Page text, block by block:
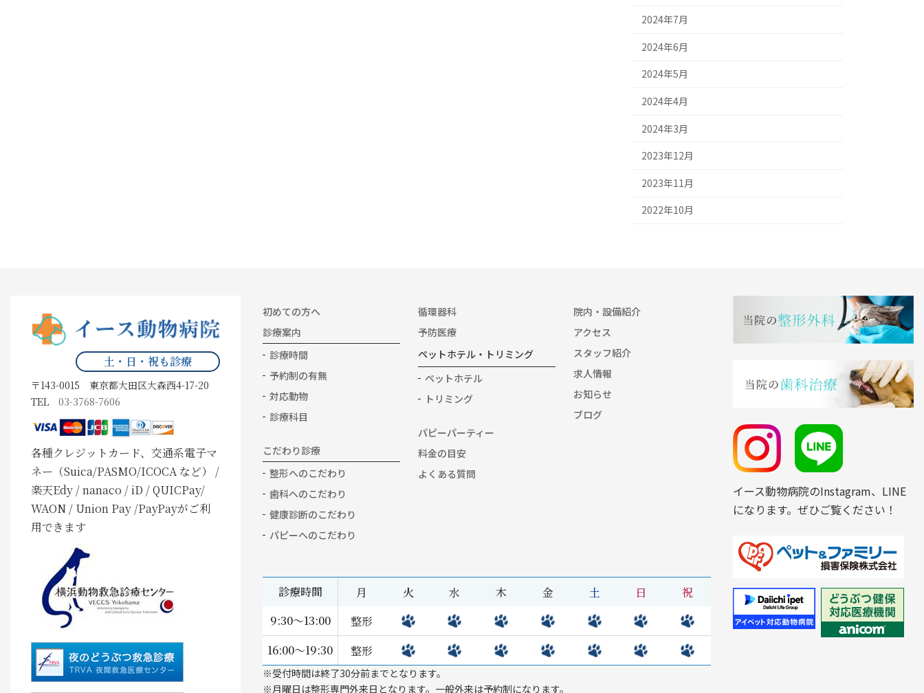
2024年7月
2024年6月
2024年5月
2024年4月
2024年3月
2023年12月
2023年11月
2022年10月
土・日・祝も診療
〒143-0015 東京都大田区大森西4-17-20
TEL 03-3768-7606
各種クレジットカード、交通系電子マ
ネー（Suica/PASMO/ICOCA など） /
楽天Edy / nanaco / iD / QUICPay/
WAON / Union Pay /PayPayがご利
用できます
初めての方へ
診療案内
診療時間
予約制の有無
対応動物
診療科目
こだわり診療
整形へのこだわり
歯科へのこだわり
健康診断のこだわり
パピーへのこだわり
循環器科
予防医療
ペットホテル・トリミング
ペットホテル
トリミング
パピーパーティー
料金の目安
よくある質問
院内・設備紹介
アクセス
スタッフ紹介
求人情報
お知らせ
ブログ
診療時間 月 火 水 木 金 土 日
祝
9:30～13:00
整形
16:00～19:30
整形
※受付時間は終了30分前までとなります。
※月曜日は整形専門外来日となります。一般外来は予約制になります。
イース動物病院のInstagram、LINE
になります。ぜひご覧ください！